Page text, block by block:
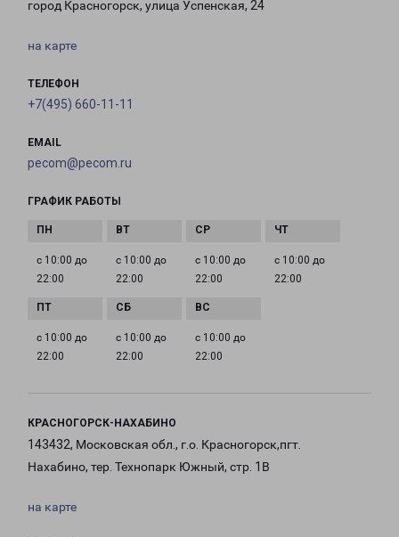
город Красногорск, улица Успенская, 24
на карте
ТЕЛЕФОН
+7(495) 660-11-11
EMAIL
pecom@pecom.ru
ГРАФИК РАБОТЫ
с 10:00 до
22:00
с 10:00 до
22:00
с 10:00 до
22:00
с 10:00 до
22:00
с 10:00 до
22:00
с 10:00 до
22:00
с 10:00 до
22:00
КРАСНОГОРСК-НАХАБИНО
143432, Московская обл., г.о. Красногорск,пгт.
Нахабино, тер. Технопарк Южный, стр. 1В
на карте